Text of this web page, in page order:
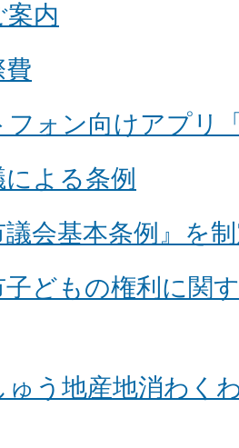
案内
費
フォン向けアプリ
よる条例
議会基本条例』を
子どもの権利に関
ゅう地産地消わく